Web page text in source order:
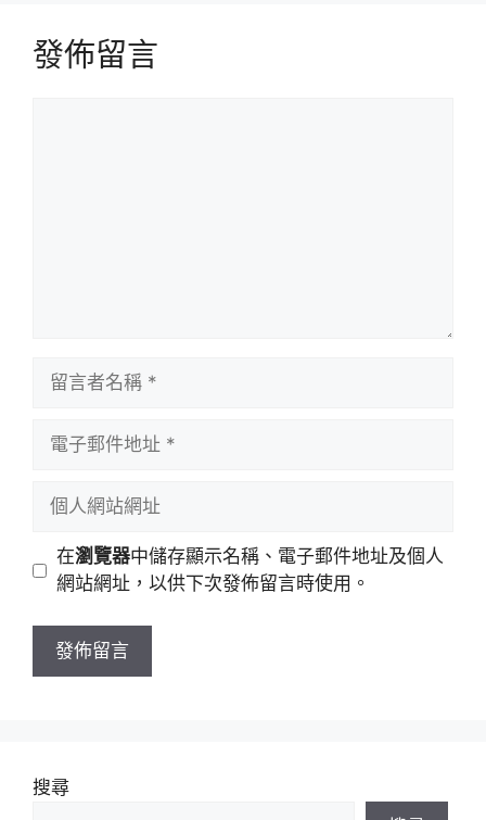
發佈留言
址
站
址
在瀏覽器中儲存顯示名稱、電子郵件地址及個人
網站網址，以供下次發佈留言時使用。
搜尋